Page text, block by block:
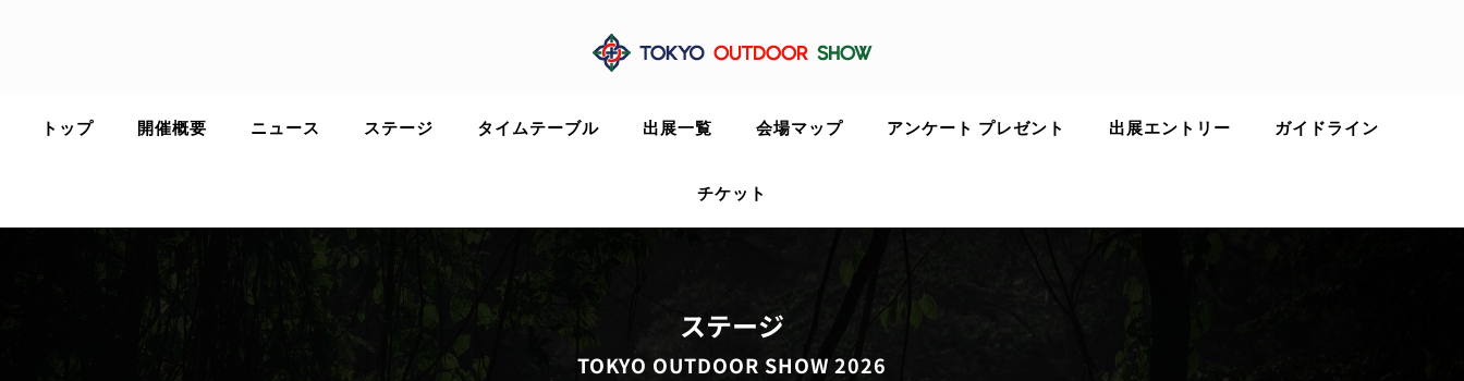
トップ 開催概要 ニュース ステージ タイムテーブル 出展一覧 会場マップ アンケート プレゼント 出展エントリー ガイドライン
チケット
ステージ
TOKYO OUTDOOR SHOW 2026